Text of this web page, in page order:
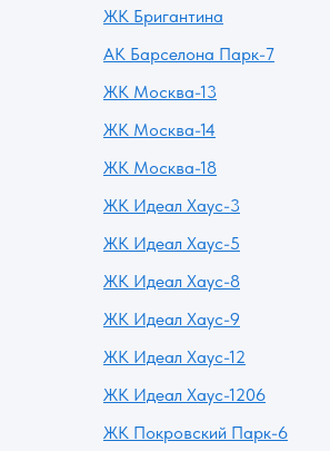
ЖК Бригантина
АК Барселона Парк-7
ЖК Москва-13
ЖК Москва-14
ЖК Москва-18
ЖК Идеал Хаус-3
ЖК Идеал Хаус-5
ЖК Идеал Хаус-8
ЖК Идеал Хаус-9
ЖК Идеал Хаус-12
ЖК Идеал Хаус-1206
ЖК Покровский Парк-6